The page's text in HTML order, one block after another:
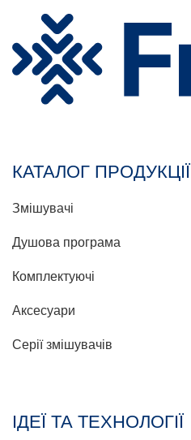
КАТАЛОГ ПРОДУКЦІЇ
Змішувачі
Душова програма
Комплектуючі
Аксесуари
Серії змішувачів
ІДЕЇ ТА ТЕХНОЛОГІЇ